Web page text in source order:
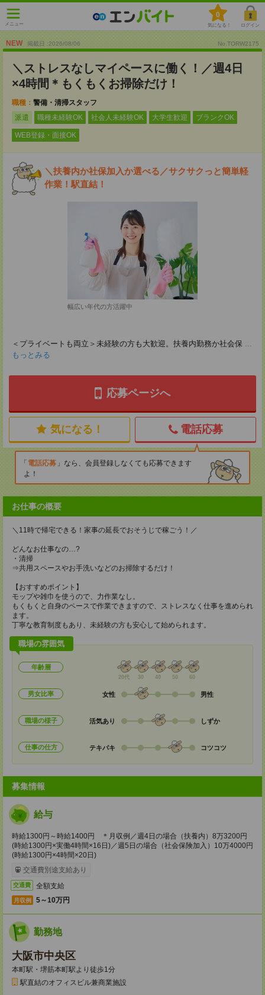
メニュー
0
気になる！ ログイン
NEW 掲載日 :2026/08/06 No.TORW2175
＼ストレスなしマイペースに働く！／週4日
×4時間＊もくもくお掃除だけ！
職種： 警備・清掃スタッフ
派遣
職種未経験OK 社会人未経験OK 大学生歓迎 ブランクOK
WEB登録・面接OK
＼扶養内か社保加入か選べる／サクサクっと簡単軽
作業！駅直結！
幅広い年代の方活躍中
＜プライベートも両立＞未経験の方も大歓迎。扶養内勤務か社会保 ...
もっとみる
応募ページへ
気になる！ 電話応募
電話応募
なら、会員登録しなくても応募できます
よ！
お仕事の概要
＼11時で帰宅できる！家事の延長でおそうじで稼ごう！／
どんなお仕事なの…?
・清掃
⇒共用スペースやお手洗いなどのお掃除するだけ！
【おすすめポイント】
モップや雑巾を使うので、力作業なし。
もくもくと自身のペースで作業できますので、ストレスなく仕事を進められ
ます。
丁寧な教育制度もあり、未経験の方も安心して始められます。
職場の雰囲気
年齢層
20代 30 40 50 60
男女比率 女性 男性
職場の様子 活気あり しずか
仕事の仕方 テキパキ コツコツ
募集情報
給与
時給1300円～時給1400円 ＊月収例／週4日の場合（扶養内）8万3200円
(時給1300円×実働4時間×16日)／週5日の場合（社会保険加入）10万4000円
(時給1300円×4時間×20日)
交通費別途支給あり
交通費 全額支給
月収例 5～10万円
勤務地
大阪市中央区
本町駅・堺筋本町駅より徒歩1分
駅直結のオフィスビル兼商業施設